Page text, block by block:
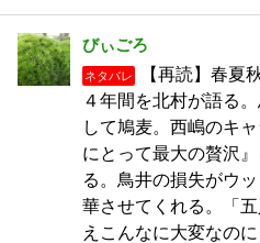
びぃごろ
ネタバレ
【再読】春夏
４年間を北村が語る
して鳩麦。西嶋のキ
にとって最大の贅沢
る。鳥井の損失がウ
華させてくれる。「
えこんなに大変なの